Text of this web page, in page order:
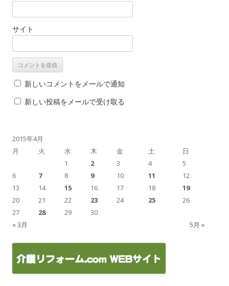
サイト
新しいコメントをメールで通知
新しい投稿をメールで受け取る
2015年4月
月
火 水 木 金 土 日
« 3月 5月 »
1 2 3 4
5
6
7 8 9 10 11
12
13
14 15 16 17 18
19
20
21 22 23 24 25
26
27
28 29 30